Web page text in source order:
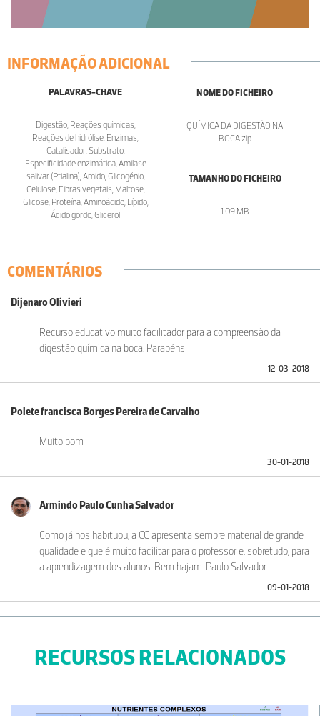
INFORMAÇÃO ADICIONAL
PALAVRAS-CHAVE
Digestão, Reações químicas,
Reações de hidrólise, Enzimas,
Catalisador, Substrato,
Especificidade enzimática, Amilase
salivar (Ptialina), Amido, Glicogénio,
Celulose, Fibras vegetais, Maltose,
Glicose, Proteína, Aminoácido, Lípido,
Ácido gordo, Glicerol
NOME DO FICHEIRO
QUÍMICA DA DIGESTÃO NA
BOCA.zip
TAMANHO DO FICHEIRO
1.09 MB
COMENTÁRIOS
Dijenaro Olivieri
Recurso educativo muito facilitador para a compreensão da
digestão química na boca. Parabéns!
12-03-2018
Polete francisca Borges Pereira de Carvalho
Muito bom
30-01-2018
Armindo Paulo Cunha Salvador
Como já nos habituou, a CC apresenta sempre material de grande
qualidade e que é muito facilitar para o professor e, sobretudo, para
a aprendizagem dos alunos. Bem hajam. Paulo Salvador
09-01-2018
RECURSOS RELACIONADOS